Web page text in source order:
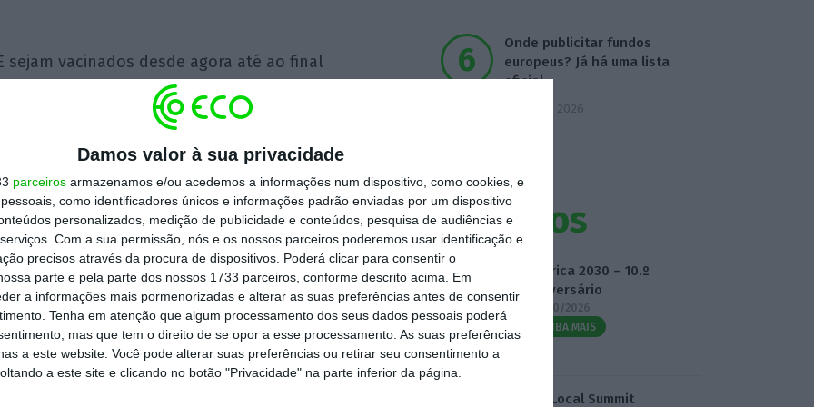
Damos valor à sua privacidade
parceiros armazenamos e/ou acedemos a informações num dispositivo, como cookies, e
como identificadores únicos e informações padrão enviadas por um dispositivo
personalizados, medição de publicidade e conteúdos, pesquisa de audiências e
Com a sua permissão, nós e os nossos parceiros poderemos usar identificação e
precisos através da procura de dispositivos. Poderá clicar para consentir o
parte e pela parte dos nossos 1733 parceiros, conforme descrito acima. Em
a informações mais pormenorizadas e alterar as suas preferências antes de consentir
Tenha em atenção que algum processamento dos seus dados pessoais poderá
mas que tem o direito de se opor a esse processamento. As suas preferências
a este website. Você pode alterar suas preferências ou retirar seu consentimento a
a este site e clicando no botão "Privacidade" na parte inferior da página.
sejam vacinados desde agora até ao final
Europeia, ao reafirmar o objetivo
ficado comprometido com os atrasos na
menos, 2.219.793 mortos resultantes de
em todo o mundo, segundo um balanço
720.516 casos de infeção confirmados,
Direção-Geral da Saúde.
detetado no final de dezembro de
Onde publicitar fundos
europeus? Já há uma lista
oficial
7 Agosto 2026
Eventos
Fábrica 2030 – 10.º
Aniversário
14/10/2026
SAIBA MAIS
3.º Local Summit